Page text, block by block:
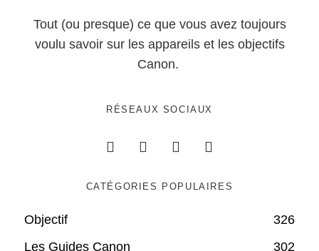
Tout (ou presque) ce que vous avez toujours
voulu savoir sur les appareils et les objectifs
Canon.
RÉSEAUX SOCIAUX
CATÉGORIES POPULAIRES
Objectif
326
Les Guides Canon
302